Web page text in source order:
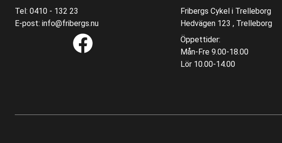
Tel: 0410 - 132 23
E-post: info@fribergs.nu
Fribergs Cykel i Trelleborg
Hedvägen 123 , Trelleborg
Öppettider:
Mån-Fre 9.00-18.00
Lör 10.00-14.00